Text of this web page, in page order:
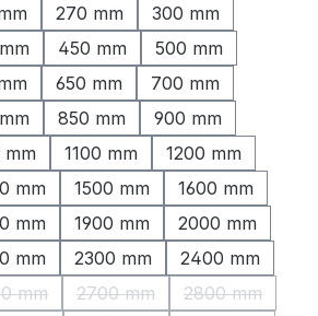
270 mm
300 mm
450 mm
500 mm
650 mm
700 mm
850 mm
900 mm
mm 1100 mm
1200 mm
mm 1500 mm
1600 mm
mm 1900 mm
2000 mm
mm 2300 mm
2400 mm
ist zurzeit nicht verfügbar.)
mm
(Diese Option ist zurzeit nicht verfügbar.)
2700 mm
(Diese Option ist zurzeit
2800 mm
(Diese